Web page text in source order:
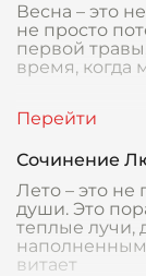
Весна – это
не просто
первой
время, когда
Сочинение
Лето – это не
души. Это
теплые лучи,
витает